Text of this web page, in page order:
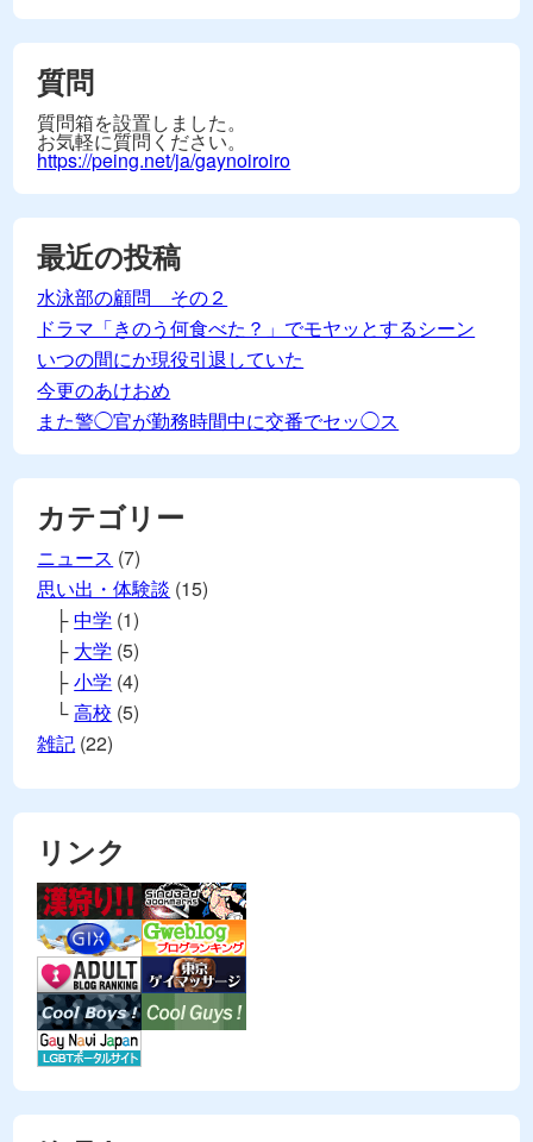
質問
質問箱を設置しました。
お気軽に質問ください。
https://peing.net/ja/gaynoiroiro
最近の投稿
水泳部の顧問 その２
ドラマ「きのう何食べた？」でモヤッとするシーン
いつの間にか現役引退していた
今更のあけおめ
また警◯官が勤務時間中に交番でセッ◯ス
カテゴリー
ニュース (7)
思い出・体験談 (15)
中学 (1)
大学 (5)
小学 (4)
高校 (5)
雑記 (22)
リンク